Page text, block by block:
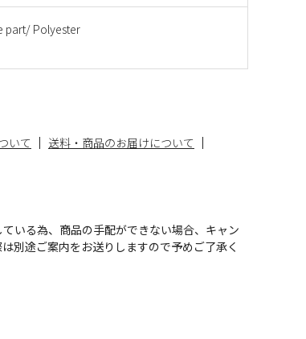
part/ Polyester
いて
送料・商品のお届けについて
いる為、商品の手配ができない場合、キャン
別途ご案内をお送りしますので予めご了承く